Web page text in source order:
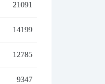
21091
14199
12785
9347